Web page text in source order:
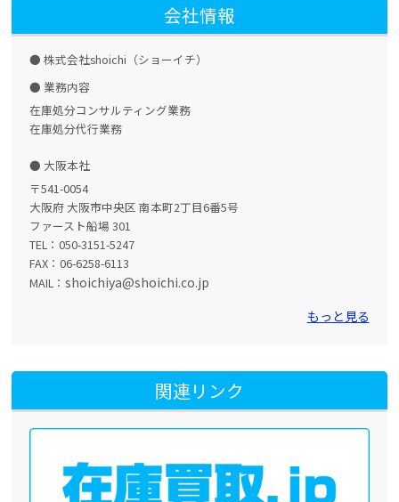
会社情報
株式会社shoichi（ショーイチ）
業務内容
在庫処分コンサルティング業務
在庫処分代行業務
大阪本社
〒541-0054
大阪府 大阪市中央区 南本町2丁目6番5号
ファースト船場 301
TEL：050-3151-5247
FAX：06-6258-6113
MAIL：shoichiya@shoichi.co.jp
もっと見る
関連リンク